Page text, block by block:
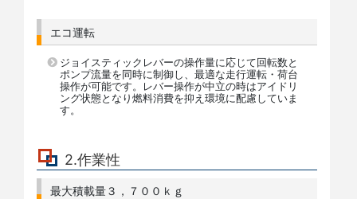
エコ運転
ジョイスティックレバーの操作量に応じて回転数と
ポンプ流量を同時に制御し、最適な走行運転・荷台
操作が可能です。レバー操作が中立の時はアイドリ
ング状態となり燃料消費を抑え環境に配慮していま
す。
2.作業性
最大積載量３，７００ｋｇ